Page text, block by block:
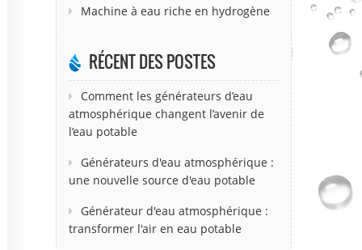
Machine à eau riche en hydrogène
RÉCENT DES POSTES
Comment les générateurs d’eau
atmosphérique changent l’avenir de
l’eau potable
Générateurs d'eau atmosphérique :
une nouvelle source d'eau potable
Générateur d'eau atmosphérique :
transformer l'air en eau potable